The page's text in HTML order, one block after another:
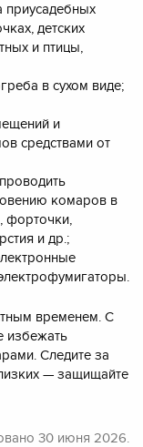
приусадебных
детских
и птицы,
в сухом виде;
и
средствами от
комаров в
форточки,
и др.;
временем. С
избежать
Следите за
— защищайте
30 июня 2026.